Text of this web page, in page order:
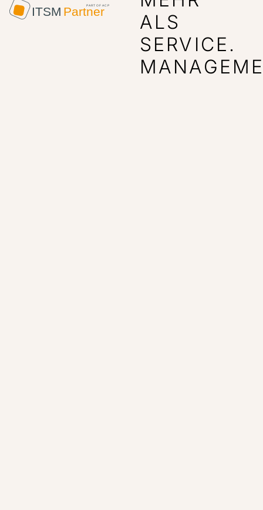
ALS
SERVICE.